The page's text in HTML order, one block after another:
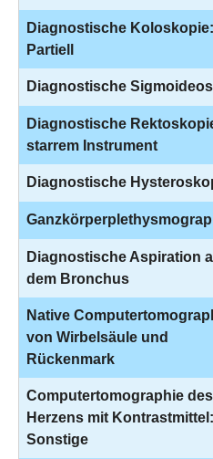
Diagnostische Koloskopie:
Partiell
Diagnostische
Diagnostische
starrem Instrument
Diagnostische
Diagnostische Aspiration
dem Bronchus
Native
von Wirbelsäule und
Rückenmark
Computertomographie des
Herzens mit Kontrastmittel:
Sonstige